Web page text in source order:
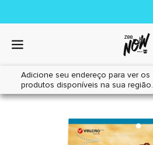
Adicione seu endereço para ver os
produtos disponíveis na sua região.
Home|Cães|Petiscos